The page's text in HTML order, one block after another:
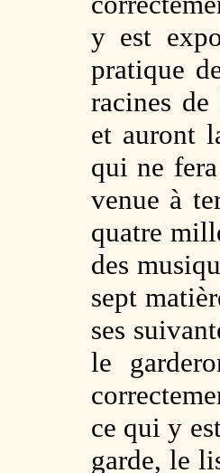
y est
pratique
racines
et auront
qui ne
venue à
quatre
des
sept
ses
le
ce qui y
garde, le